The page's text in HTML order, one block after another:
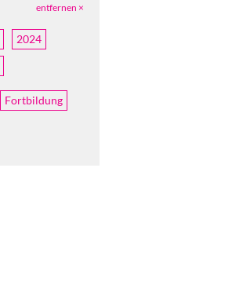
entfernen ×
2024
Fortbildung